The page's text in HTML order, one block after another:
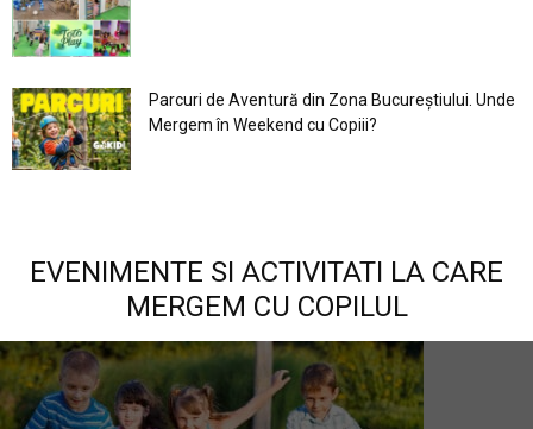
Parcuri de Aventură din Zona Bucureştiului. Unde
Mergem în Weekend cu Copiii?
EVENIMENTE SI ACTIVITATI LA CARE
MERGEM CU COPILUL